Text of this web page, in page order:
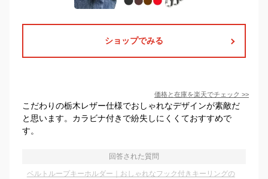
ショップでみる
価格と在庫を楽天でチェック >>
こだわりの栃木レザー仕様でおしゃれなデザインが素敵だ
と思います。カラビナ付きで紛失しにくくておすすめで
す。
回答された質問
ベルトループキーホルダー｜おしゃれなフック付きキーリングの